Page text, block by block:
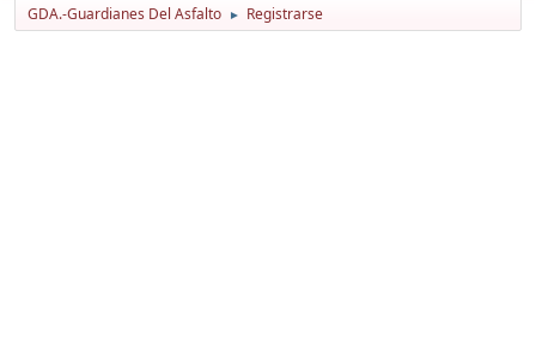
GDA.-Guardianes Del Asfalto ► Registrarse